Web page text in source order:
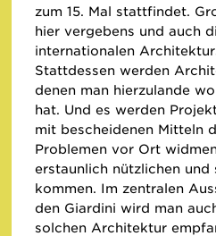
zum 15. Mal stattfindet.
hier vergebens und auch
internationalen
Stattdessen werden
denen man hierzulande
hat. Und es werden
mit bescheidenen Mitteln
Problemen vor Ort
erstaunlich nützlichen und
kommen. Im zentralen
den Giardini wird man
solchen Architektur